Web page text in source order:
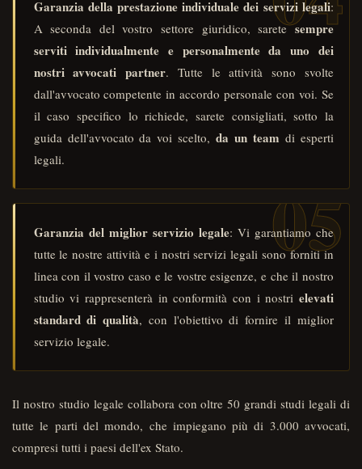
Garanzia della prestazione individuale dei servizi legali:
A seconda del vostro settore giuridico, saretesempre
serviti individualmente e personalmente da uno dei
nostri avvocati partner. Tutte le attività sono svolte
dall'avvocato competente in accordo personale con voi. Se
il caso specifico lo richiede, sarete consigliati, sotto la
guida dell'avvocato da voi scelto,da un team di esperti
legali.
Garanzia del miglior servizio legale: Vi garantiamo che
tutte le nostre attività e i nostri servizi legali sono forniti in
linea con il vostro caso e le vostre esigenze, e che il nostro
studio vi rappresenterà in conformità con i nostri elevati
standard di qualità, con l'obiettivo di fornire il miglior
servizio legale.
Il nostro studio legale collabora con oltre 50 grandi studi legali di
tutte le parti del mondo, che impiegano più di 3.000 avvocati,
compresi tutti i paesi dell'ex Stato.